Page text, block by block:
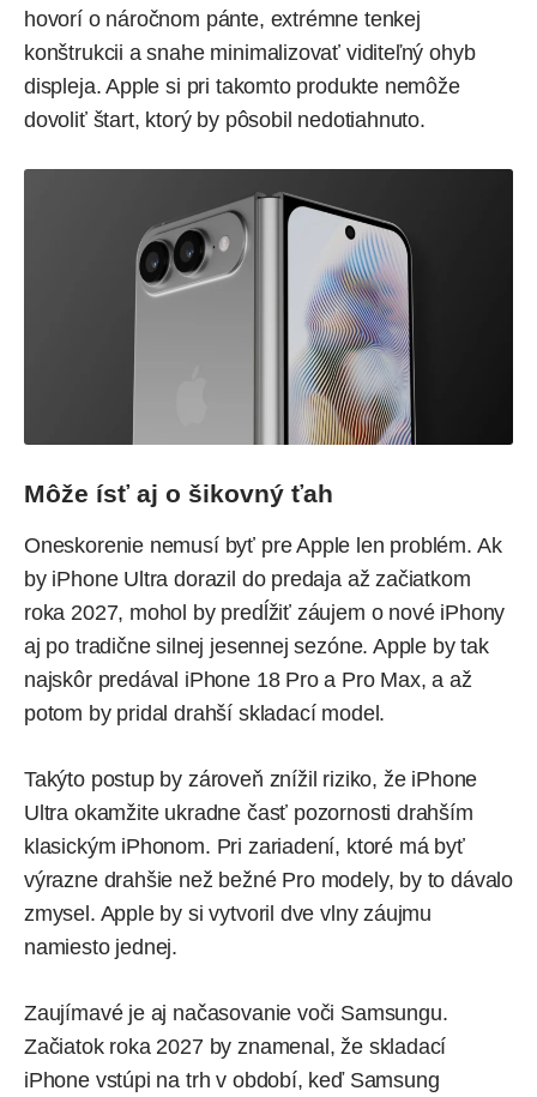
hovorí o náročnom pánte, extrémne tenkej
konštrukcii a snahe minimalizovať viditeľný ohyb
displeja. Apple si pri takomto produkte nemôže
dovoliť štart, ktorý by pôsobil nedotiahnuto.
Môže ísť aj o šikovný ťah
Oneskorenie nemusí byť pre Apple len problém. Ak
by iPhone Ultra dorazil do predaja až začiatkom
roka 2027, mohol by predĺžiť záujem o nové iPhony
aj po tradične silnej jesennej sezóne. Apple by tak
najskôr predával iPhone 18 Pro a Pro Max, a až
potom by pridal drahší skladací model.
Takýto postup by zároveň znížil riziko, že iPhone
Ultra okamžite ukradne časť pozornosti drahším
klasickým iPhonom. Pri zariadení, ktoré má byť
výrazne drahšie než bežné Pro modely, by to dávalo
zmysel. Apple by si vytvoril dve vlny záujmu
namiesto jednej.
Zaujímavé je aj načasovanie voči Samsungu.
Začiatok roka 2027 by znamenal, že skladací
iPhone vstúpi na trh v období, keď Samsung